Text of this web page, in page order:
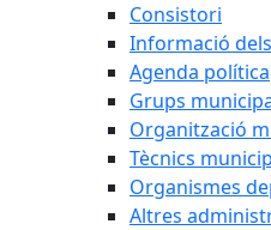
Consistori
Informació
Agenda política
Grups
Organització
Tècnics
Organismes
Altres